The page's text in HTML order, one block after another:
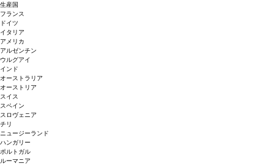
生産国
フランス
ドイツ
イタリア
アメリカ
アルゼンチン
ウルグアイ
インド
オーストラリア
オーストリア
スイス
スペイン
スロヴェニア
チリ
ニュージーランド
ハンガリー
ポルトガル
ルーマニア